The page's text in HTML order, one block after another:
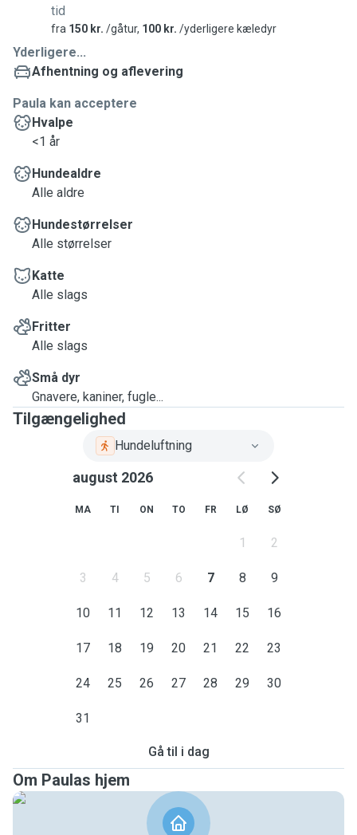
tid
fra 150 kr. /gåtur, 100 kr. /yderligere kæledyr
Yderligere...
Afhentning og aflevering
Paula kan acceptere
Hvalpe
<1 år
Hundealdre
Alle aldre
Hundestørrelser
Alle størrelser
Katte
Alle slags
Fritter
Alle slags
Små dyr
Gnavere, kaniner, fugle...
Tilgængelighed
Hundeluftning
august 2026
MA TI ON TO FR LØ SØ
1 2
3 4 5 6 7 8 9
10 11 12 13 14 15 16
17 18 19 20 21 22 23
24 25 26 27 28 29 30
31
Gå til i dag
Om Paulas hjem